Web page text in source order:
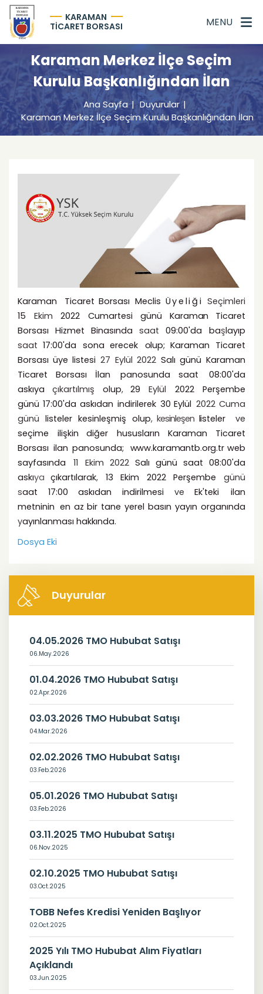
KARAMAN
TİCARET BORSASI
MENU
Karaman Merkez İlçe Seçim
Kurulu Başkanlığından İlan
Ana Sayfa
Duyurular
Karaman Merkez İlçe Seçim Kurulu Başkanlığından İlan
Karaman Ticaret Borsası Meclis Üyeliği Seçimleri
15
Ekim 2022 Cumartesi günü Karaman
Ticaret
Borsası
Hizmet Binasında saat 09:00'da başlayıp
saat 17:00'da sona erecek olup; Karaman Ticaret
Borsası üye listesi 27 Eylül 2022 Salı günü Karaman
Ticaret Borsası
İlan panosunda saat
08:00'da
askıya
çıkartılmış olup, 29 Eylül 2022
Perşembe
günü 17:00'da askıdan indirilerek 30 Eylül 2022 Cuma
günü listeler kesinleşmiş olup,kesinleşen listeler
ve
seçime
ilişkin diğer hususların Karaman
Ticaret
Borsası ilan panosunda; www.karamantb.org.tr web
sayfasında
11 Ekim 2022 Salı günü saat 08:00'da
askıya çıkartılarak, 13 Ekim 2022 Perşembe
günü
saat 17:00 askıdan indirilmesi ve Ek'teki
ilan
metninin en az bir tane yerel basın yayın organında
yayınlanması hakkında.
Dosya Eki
Duyurular
04.05.2026 TMO Hububat Satışı
06.May.2026
01.04.2026 TMO Hububat Satışı
02.Apr.2026
03.03.2026 TMO Hububat Satışı
04.Mar.2026
02.02.2026 TMO Hububat Satışı
03.Feb.2026
05.01.2026 TMO Hububat Satışı
03.Feb.2026
03.11.2025 TMO Hububat Satışı
06.Nov.2025
02.10.2025 TMO Hububat Satışı
03.Oct.2025
TOBB Nefes Kredisi Yeniden Başlıyor
02.Oct.2025
2025 Yılı TMO Hububat Alım Fiyatları
Açıklandı
03.Jun.2025